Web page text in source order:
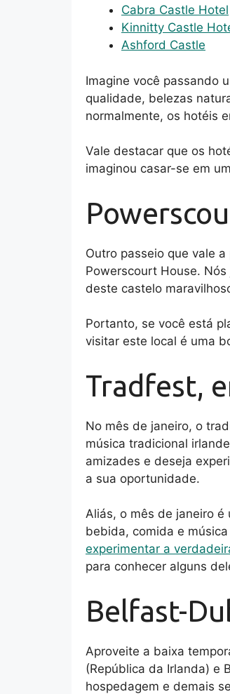
Cabra Castle Hotel
Kinnitty Castle
Ashford Castle
Imagine você passando
qualidade, belezas
normalmente, os hotéis
Vale destacar que os
imaginou casar-se em
Outro passeio que vale
Powerscourt House.
deste castelo
Portanto, se você está
visitar este local é uma
Tradfest,
No mês de janeiro, o
música tradicional
amizades e deseja
a sua oportunidade.
Aliás, o mês de janeiro
bebida, comida e
experimentar a
para conhecer alguns
Belfast-
Aproveite a baixa
(República da Irlanda) e
hospedagem e demais